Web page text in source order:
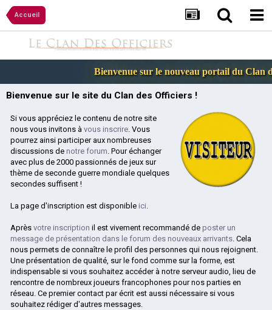
Accueil
Bienvenue sur le nouveau portail du Clan
Bienvenue sur le site du Clan des Officiers !
Si vous appréciez le contenu de notre site
nous vous invitons à vous inscrire. Vous
pourrez ainsi participer aux nombreuses
discussions de notre forum. Pour échanger
avec plus de 2000 passionnés de jeux sur
thème de seconde guerre mondiale quelques
secondes suffisent !
La page d'inscription est disponible ici.
Après votre inscription il est vivement recommandé de poster un
message de présentation dans le forum des nouveaux arrivants. Cela
nous permets de connaître le profil des personnes qui nous rejoignent.
Une présentation de qualité, sur le fond comme sur la forme, est
indispensable si vous souhaitez accéder à notre serveur audio, lieu de
rencontre de nombreux joueurs francophones pour nos parties en
réseau. Ce premier contact par écrit est aussi nécessaire si vous
souhaitez rédiger d'autres messages.